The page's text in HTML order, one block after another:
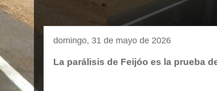
domingo, 31 de mayo de 2026
La parálisis de Feijóo es la prueba